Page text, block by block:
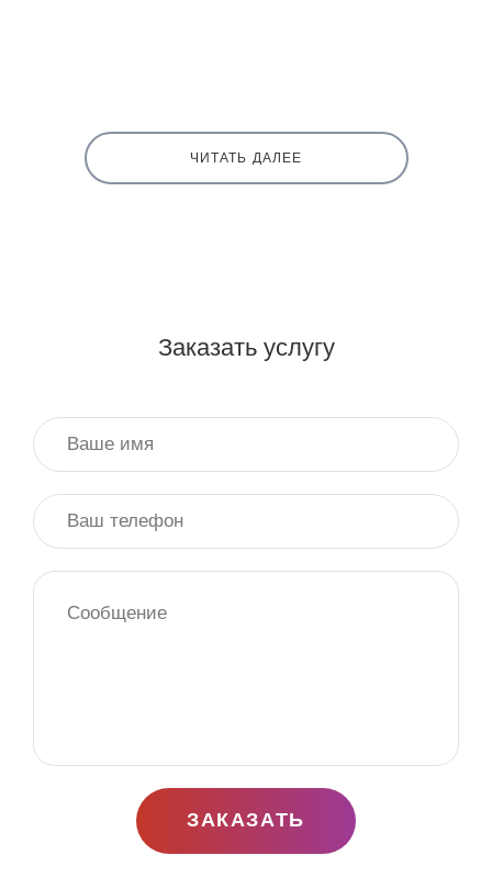
ЧИТАТЬ ДАЛЕЕ
Заказать услугу
ЗАКАЗАТЬ